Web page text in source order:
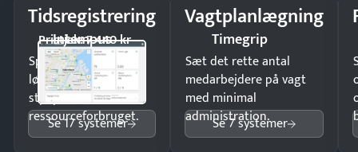
Tidsregistrering
Intempus
Pristjek: 7.440 kr
Spar tid på
lønberegning og få
styr på
ressourceforbruget.
Se 17 systemer
Vagtplanlægning
Timegrip
Sæt det rette antal
medarbejdere på vagt
med minimal
administration.
Se 7 systemer